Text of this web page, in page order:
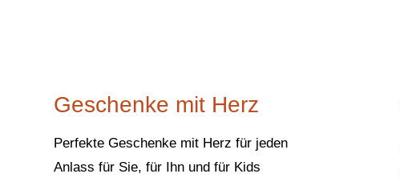
Geschenke mit Herz
Perfekte Geschenke mit Herz für jeden
Anlass für Sie, für Ihn und für Kids